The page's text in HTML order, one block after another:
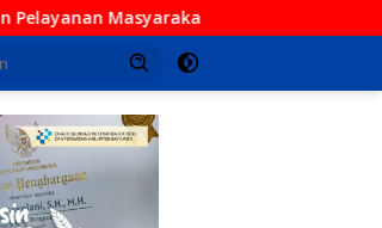
Polres OKI Gelar Forum Konsultasi